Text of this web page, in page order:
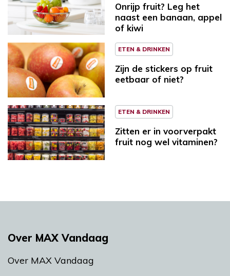
Onrijp fruit? Leg het
naast een banaan, appel
of kiwi
ETEN & DRINKEN
Zijn de stickers op fruit
eetbaar of niet?
ETEN & DRINKEN
Zitten er in voorverpakt
fruit nog wel vitaminen?
Over MAX Vandaag
Over MAX Vandaag